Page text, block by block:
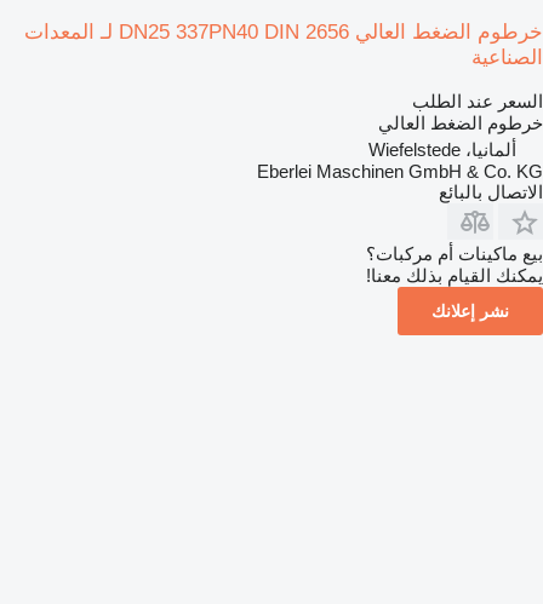
خرطوم الضغط العالي DN25 337PN40 DIN 2656 لـ المعدات
الصناعية
السعر عند الطلب
خرطوم الضغط العالي
ألمانيا، Wiefelstede
Eberlei Maschinen GmbH & Co. KG
الاتصال بالبائع
بيع ماكينات أم مركبات؟
يمكنك القيام بذلك معنا!
نشر إعلانك